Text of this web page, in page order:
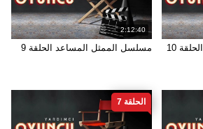
مسلسل الممثل المساعد الحلقة 10
2:12:40
مسلسل الممثل المساعد الحلقة 9
الحلقة 7